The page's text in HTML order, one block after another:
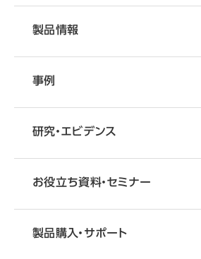
製品情報
事例
研究・エビデンス
お役立ち資料・セミナー
製品購入・サポート